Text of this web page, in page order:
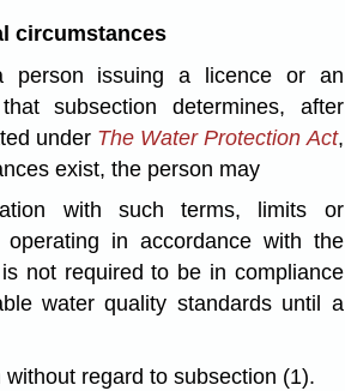
circumstances
person issuing a licence or an
subsection determines, after
under The Water Protection Act,
exist, the person may
with such terms, limits or
in accordance with the
not required to be in compliance
water quality standards until a
regard to subsection (1).